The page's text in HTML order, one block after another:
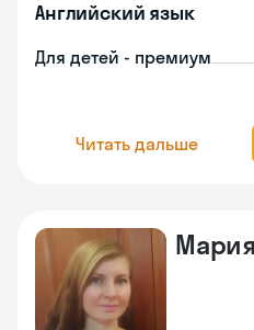
Английский язык
Для детей - премиум
Читать дальше
Мария